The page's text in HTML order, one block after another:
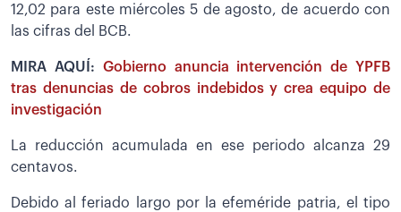
12,02 para este miércoles 5 de agosto, de acuerdo con
las cifras del BCB.
MIRA AQUÍ: Gobierno anuncia intervención de YPFB
tras denuncias de cobros indebidos y crea equipo de
investigación
La reducción acumulada en ese periodo alcanza 29
centavos.
Debido al feriado largo por la efeméride patria, el tipo